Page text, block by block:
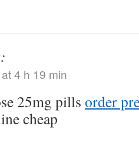
4 h 19 min
25mg pills order
cheap